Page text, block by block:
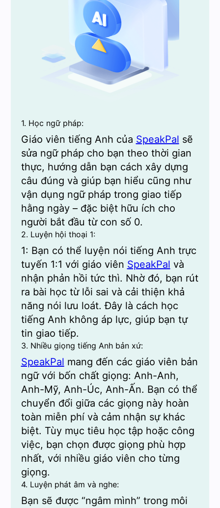
1. Học ngữ pháp:
Giáo viên tiếng Anh của SpeakPal sẽ
sửa ngữ pháp cho bạn theo thời gian
thực, hướng dẫn bạn cách xây dựng
câu đúng và giúp bạn hiểu cũng như
vận dụng ngữ pháp trong giao tiếp
hằng ngày – đặc biệt hữu ích cho
người bắt đầu từ con số 0.
2. Luyện hội thoại 1:
1: Bạn có thể luyện nói tiếng Anh trực
tuyến 1:1 với giáo viên SpeakPal và
nhận phản hồi tức thì. Nhờ đó, bạn rút
ra bài học từ lỗi sai và cải thiện khả
năng nói lưu loát. Đây là cách học
tiếng Anh không áp lực, giúp bạn tự
tin giao tiếp.
3. Nhiều giọng tiếng Anh bản xứ:
SpeakPal mang đến các giáo viên bản
ngữ với bốn chất giọng: Anh-Anh,
Anh-Mỹ, Anh-Úc, Anh-Ấn. Bạn có thể
chuyển đổi giữa các giọng này hoàn
toàn miễn phí và cảm nhận sự khác
biệt. Tùy mục tiêu học tập hoặc công
việc, bạn chọn được giọng phù hợp
nhất, với nhiều giáo viên cho từng
giọng.
4. Luyện phát âm và nghe:
Bạn sẽ được “ngâm mình” trong môi